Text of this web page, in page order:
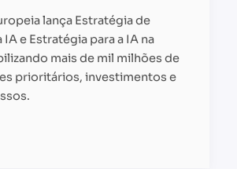
lança Estratégia de
e Estratégia para a IA na
mais de mil milhões de
prioritários, investimentos e